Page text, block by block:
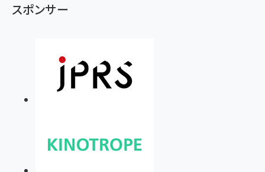
スポンサー